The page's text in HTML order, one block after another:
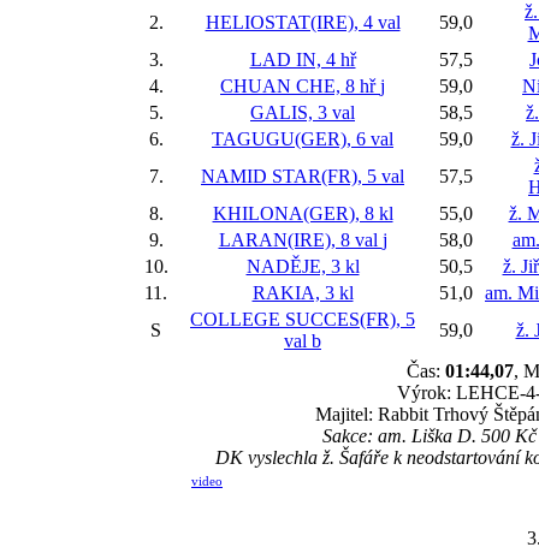
2.
HELIOSTAT(IRE), 4 val 59,0
3.
LAD IN, 4 hř 57,5
4.
CHUAN CHE, 8 hřj 59,0
5.
GALIS, 3 val 58,5
6.
TAGUGU(GER), 6 val 59,0
ž.
7.
NAMID STAR(FR), 5 val 57,5
8.
KHILONA(GER), 8 kl 55,0
ž.
9.
LARAN(IRE), 8 val j 58,0
10.
NADĚJE, 3 kl 50,5
ž.
11.
RAKIA, 3 kl 51,0 am.
S
COLLEGE SUCCES(FR), 5
val b
59,0
ž.
Čas: 01:44,07,
Výrok: LEHCE-
Majitel: Rabbit Trhový
Sakce: am. Liška D. 500
DK vyslechla ž. Šafáře k neodstartování
video